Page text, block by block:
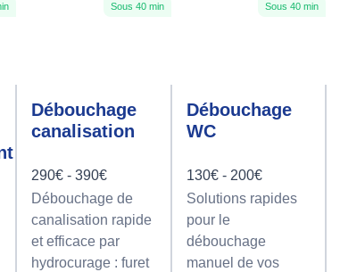
Sous 40 min
Débouchage
canalisation
290€ - 390€
Débouchage de
canalisation rapide
et efficace par
hydrocurage : furet
Sous 40 min
Débouchage
WC
130€ - 200€
Solutions rapides
pour le
débouchage
manuel de vos